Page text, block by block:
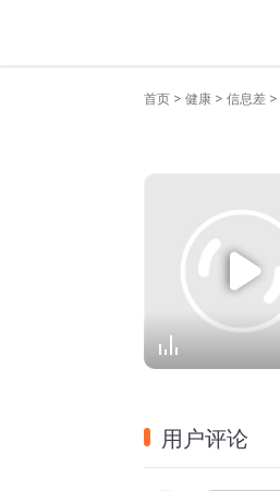
首页 > 健康 > 信息差 >
用户评论